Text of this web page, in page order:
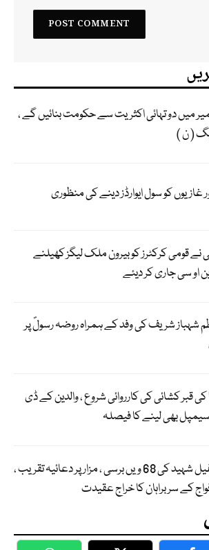
میں دو تہائی اکثریت سے حکومت بنائیں گے ،
( ن )
غازیوں کو سول ایوارڈز دینے کی منظوری
نے قومی کرکٹرز کو بیرون ملک لیگز کھیلنے
او سی جاری کر دیئے
شہباز شریف کی وفد کے ہمراہ روضہ رسولؐ پر
قبر کشائی کی کارروائی شروع ، والدین کے ڈی
بھی لینے کا فیصلہ
میجر طفیل شہید کی 68 ویں برسی ، مزار پر دعائیہ تقریب ،
کے سربراہان کا خراج عقیدت